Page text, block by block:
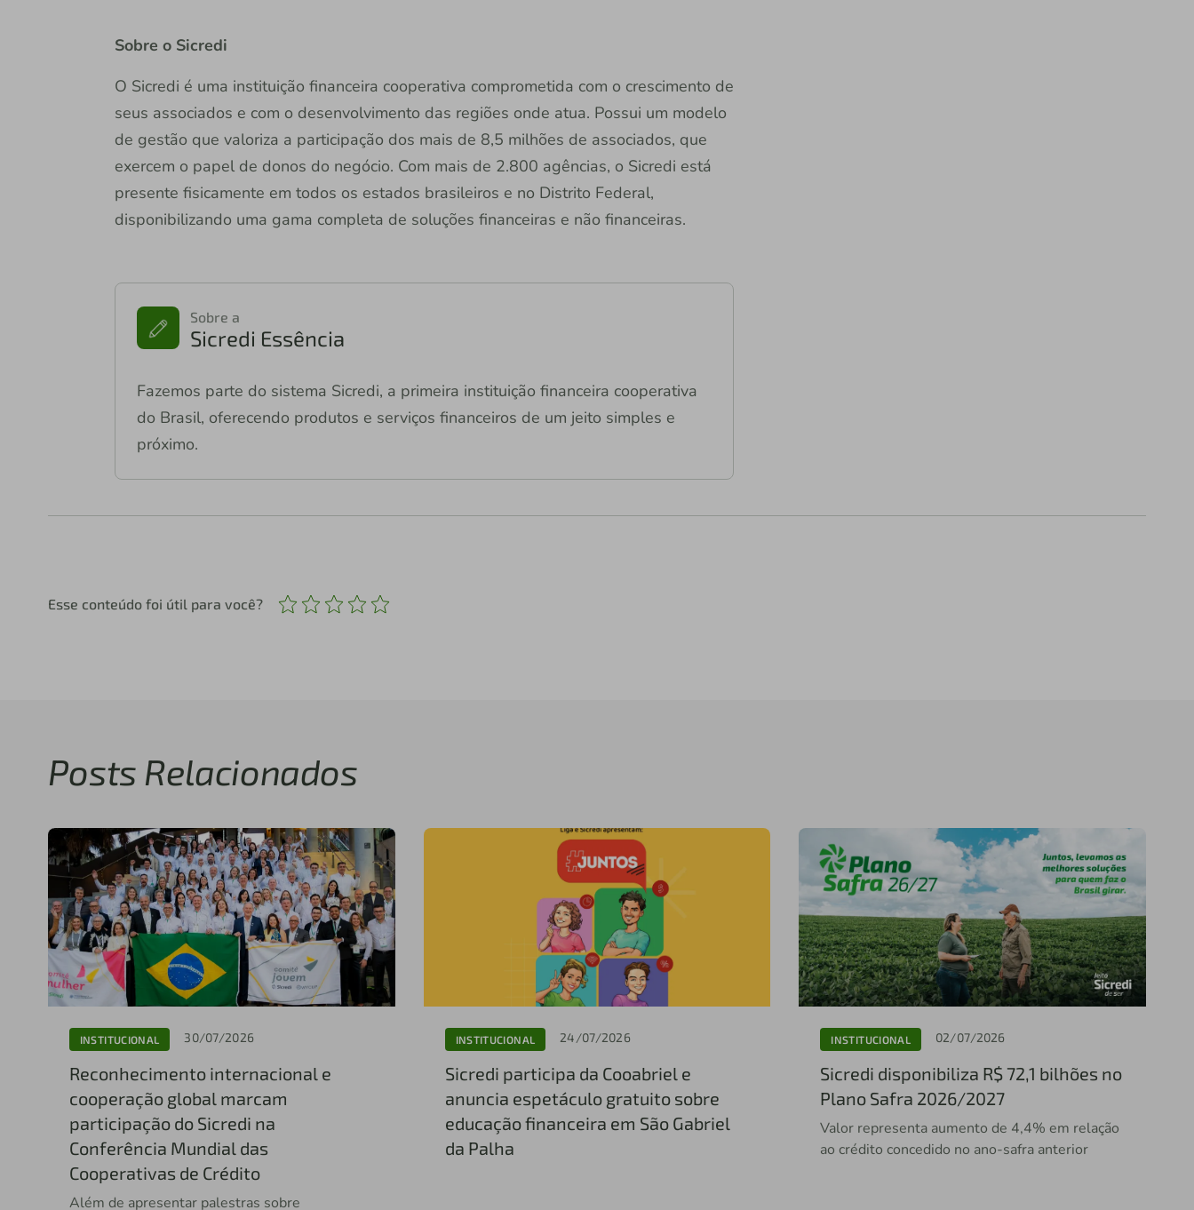
Sobre o Sicredi
O Sicredi é uma instituição financeira cooperativa comprometida com o crescimento de
seus associados e com o desenvolvimento das regiões onde atua. Possui um modelo
de gestão que valoriza a participação dos mais de 8,5 milhões de associados, que
exercem o papel de donos do negócio. Com mais de 2.800 agências, o Sicredi está
presente fisicamente em todos os estados brasileiros e no Distrito Federal,
disponibilizando uma gama completa de soluções financeiras e não financeiras.
Sobre a
Sicredi Essência
Fazemos parte do sistema Sicredi, a primeira instituição financeira cooperativa
do Brasil, oferecendo produtos e serviços financeiros de um jeito simples e
próximo.
Esse conteúdo foi útil para você?
Posts Relacionados
INSTITUCIONAL 30/07/2026
Reconhecimento internacional e
cooperação global marcam
participação do Sicredi na
Conferência Mundial das
Cooperativas de Crédito
Além de apresentar palestras sobre
INSTITUCIONAL 24/07/2026
Sicredi participa da Cooabriel e
anuncia espetáculo gratuito sobre
educação financeira em São Gabriel
da Palha
INSTITUCIONAL 02/07/2026
Sicredi disponibiliza R$ 72,1 bilhões no
Plano Safra 2026/2027
Valor representa aumento de 4,4% em relação
ao crédito concedido no ano-safra anterior